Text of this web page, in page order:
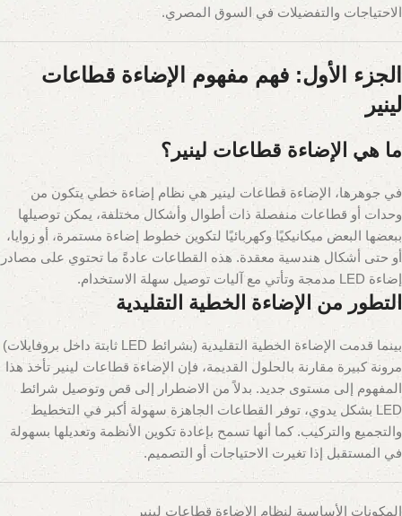
الاحتياجات والتفضيلات في السوق المصري.
الجزء الأول: فهم مفهوم الإضاءة قطاعات
لينير
ما هي الإضاءة قطاعات لينير؟
في جوهرها، الإضاءة قطاعات لينير هي نظام إضاءة خطي يتكون من
وحدات أو قطاعات منفصلة ذات أطوال وأشكال مختلفة، يمكن توصيلها
ببعضها البعض ميكانيكيًا وكهربائيًا لتكوين خطوط إضاءة مستمرة، أو زوايا،
أو حتى أشكال هندسية معقدة. هذه القطاعات عادةً ما تحتوي على مصادر
إضاءة LED مدمجة وتأتي مع آليات توصيل سهلة الاستخدام.
التطور من الإضاءة الخطية التقليدية
بينما قدمت الإضاءة الخطية التقليدية (بشرائط LED ثابتة داخل بروفايلات)
مرونة كبيرة مقارنة بالحلول القديمة، فإن الإضاءة قطاعات لينير تأخذ هذا
المفهوم إلى مستوى جديد. بدلاً من الاضطرار إلى قص وتوصيل شرائط
LED بشكل يدوي، توفر القطاعات الجاهزة سهولة أكبر في التخطيط
والتجميع والتركيب. كما أنها تسمح بإعادة تكوين الأنظمة وتعديلها بسهولة
في المستقبل إذا تغيرت الاحتياجات أو التصميم.
المكونات الأساسية لنظام الإضاءة قطاعات لينير